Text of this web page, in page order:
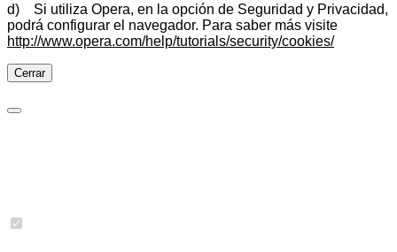
d) Si utiliza Opera, en la opción de Seguridad y Privacidad,
podrá configurar el navegador. Para saber más visite
http://www.opera.com/help/tutorials/security/cookies/
Cerrar